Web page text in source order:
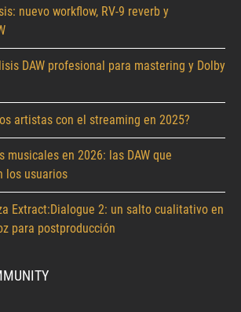
nuevo workflow, RV-9 reverb y
DAW profesional para mastering y Dolby
artistas con el streaming en 2025?
musicales en 2026: las DAW que
los usuarios
Extract:Dialogue 2: un salto cualitativo en
para postproducción